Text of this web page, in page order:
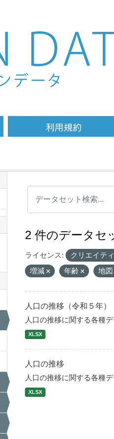
2 件のデータセ
ライセンス: クリエイテ
増減
年齢 地図
人口の推移（令和５年）
人口の推移に関する各種デ
XLSX
人口の推移
人口の推移に関する各種デ
XLSX